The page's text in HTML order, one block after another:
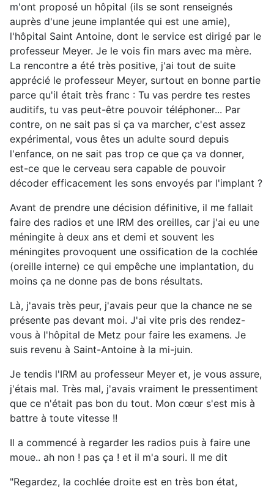
m'ont proposé un hôpital (ils se sont renseignés
auprès d'une jeune implantée qui est une amie),
l'hôpital Saint Antoine, dont le service est dirigé par le
professeur Meyer. Je le vois fin mars avec ma mère.
La rencontre a été très positive, j'ai tout de suite
apprécié le professeur Meyer, surtout en bonne partie
parce qu'il était très franc : Tu vas perdre tes restes
auditifs, tu vas peut-être pouvoir téléphoner... Par
contre, on ne sait pas si ça va marcher, c'est assez
expérimental, vous êtes un adulte sourd depuis
l'enfance, on ne sait pas trop ce que ça va donner,
est-ce que le cerveau sera capable de pouvoir
décoder efficacement les sons envoyés par l'implant ?
Avant de prendre une décision définitive, il me fallait
faire des radios et une IRM des oreilles, car j'ai eu une
méningite à deux ans et demi et souvent les
méningites provoquent une ossification de la cochlée
(oreille interne) ce qui empêche une implantation, du
moins ça ne donne pas de bons résultats.
Là, j'avais très peur, j'avais peur que la chance ne se
présente pas devant moi. J'ai vite pris des rendez-
vous à l'hôpital de Metz pour faire les examens. Je
suis revenu à Saint-Antoine à la mi-juin.
Je tendis l'IRM au professeur Meyer et, je vous assure,
j'étais mal. Très mal, j'avais vraiment le pressentiment
que ce n'était pas bon du tout. Mon cœur s'est mis à
battre à toute vitesse !!
Il a commencé à regarder les radios puis à faire une
moue.. ah non ! pas ça ! et il m'a souri. Il me dit
"Regardez, la cochlée droite est en très bon état,